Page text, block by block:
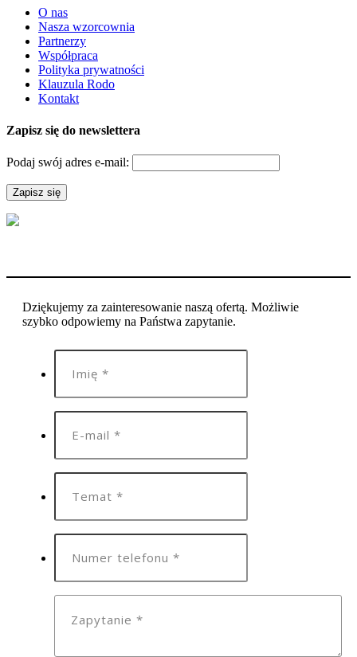
O nas
Nasza wzorcownia
Partnerzy
Współpraca
Polityka prywatności
Klauzula Rodo
Kontakt
Zapisz się do newslettera
Podaj swój adres e-mail:
Dziękujemy za zainteresowanie naszą ofertą. Możliwie
szybko odpowiemy na Państwa zapytanie.